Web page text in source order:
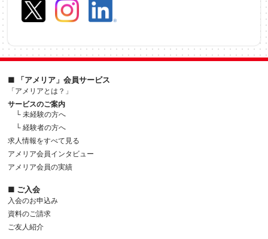
■ 「アメリア」会員サービス
「アメリアとは？」
サービスのご案内
└ 未経験の方へ
└ 経験者の方へ
求人情報をすべて見る
アメリア会員インタビュー
アメリア会員の実績
■ ご入会
入会のお申込み
資料のご請求
ご友人紹介